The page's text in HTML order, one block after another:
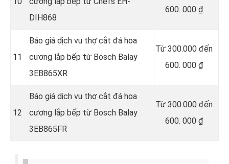
DIH868
600. 000 ₫
11
Báo giá dịch vụ thợ cắt đá hoa
cương lắp bếp từ Bosch Balay
3EB865XR
Từ 300.000 đến
600. 000 ₫
12
Báo giá dịch vụ thợ cắt đá hoa
cương lắp bếp từ Bosch Balay
3EB865FR
Từ 300.000 đến
600. 000 ₫